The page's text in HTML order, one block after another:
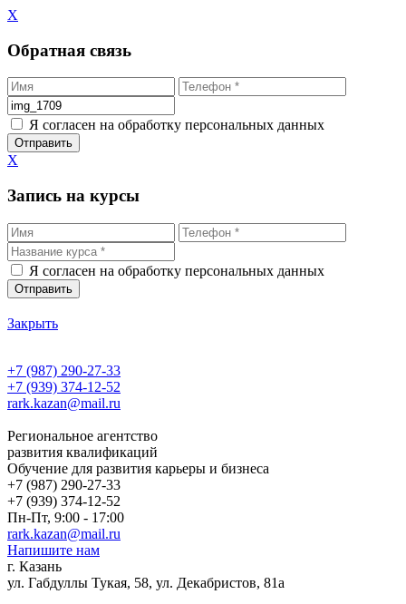
X
Обратная связь
Я согласен на обработку персональных данных
X
Запись на курсы
Я согласен на обработку персональных данных
Закрыть
+7 (987) 290-27-33
+7 (939) 374-12-52
rark.kazan@mail.ru
Региональное агентство
развития квалификаций
Обучение для развития карьеры и бизнеса
+7 (987) 290-27-33
+7 (939) 374-12-52
Пн-Пт, 9:00 - 17:00
rark.kazan@mail.ru
Напишите нам
г. Казань
ул. Габдуллы Тукая, 58, ул. Декабристов, 81а